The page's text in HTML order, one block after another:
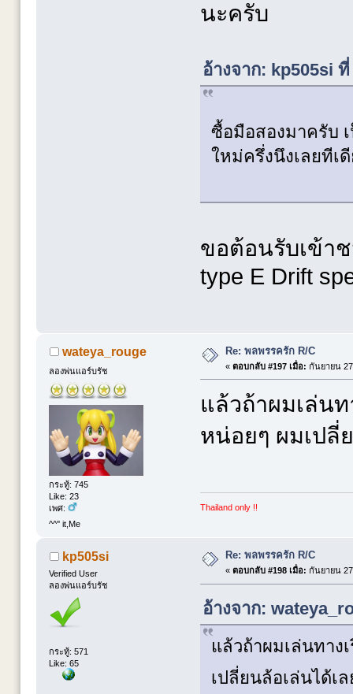
นะครับ
อ้างจาก: kp505si
ซื้อมือสองมาครับ
ใหม่ครึ่งนึงเลยทีเ
ขอต้อนรับเข้า
type E Drift
wateya_rouge
ลองพ่นแอร์บรัช
กระทู้: 745
Like: 23
เพศ:
^^'' it,Me
Re: พลพรรครัก R/C
« ตอบกลับ #197 เมื่อ: กันยายน
แล้วถ้าผมเล่นท
หน่อยๆ ผมเปลี่
Thailand only !!
kp505si
Verified User
ลองพ่นแอร์บรัช
กระทู้: 571
Like: 65
Re: พลพรรครัก R/C
« ตอบกลับ #198 เมื่อ: กันยายน
อ้างจาก:
แล้วถ้าผมเล่นทาง
เปลี่ยนล้อเล่นได้เ